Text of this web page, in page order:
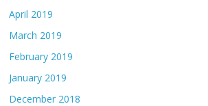
April 2019
March 2019
February 2019
January 2019
December 2018